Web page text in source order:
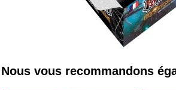
Nous vous recommandons